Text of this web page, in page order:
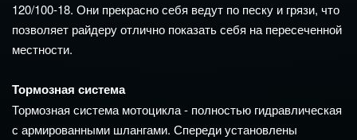
120/100-18. Они прекрасно себя ведут по песку и грязи, что
позволяет райдеру отлично показать себя на пересеченной
местности.
Тормозная система
Тормозная система мотоцикла - полностью гидравлическая
с армированными шлангами. Спереди установлены